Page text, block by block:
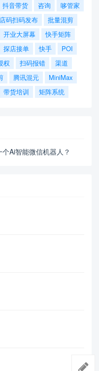
抖音带货 咨询
哆管家
码扫码发布
批量混剪
开业大屏幕
快手矩阵
探店接单 快手
POI
权 扫码报错
渠道
腾讯混元
MiniMax
带货培训 矩阵系统
Ai智能微信机器人？